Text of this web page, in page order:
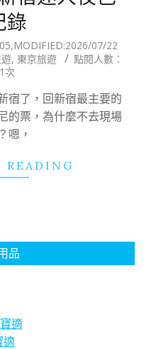
錄
,MODIFIED:2026/07/22
, 東京旅遊
點閱人數：
次
宿了，回新宿最主要的
的票，為什麼不去現場
嗯，
READING
品
適
適